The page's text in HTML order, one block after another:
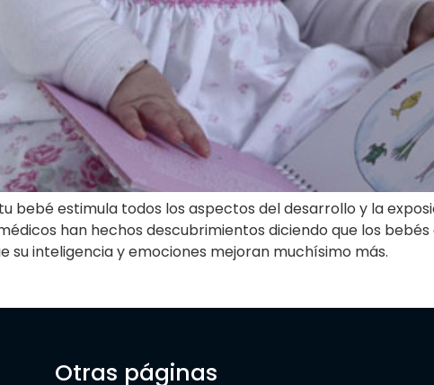
bebé estimula todos los aspectos del desarrollo y la
han hechos descubrimientos diciendo que los
su inteligencia y emociones mejoran muchísimo más.
Otras páginas